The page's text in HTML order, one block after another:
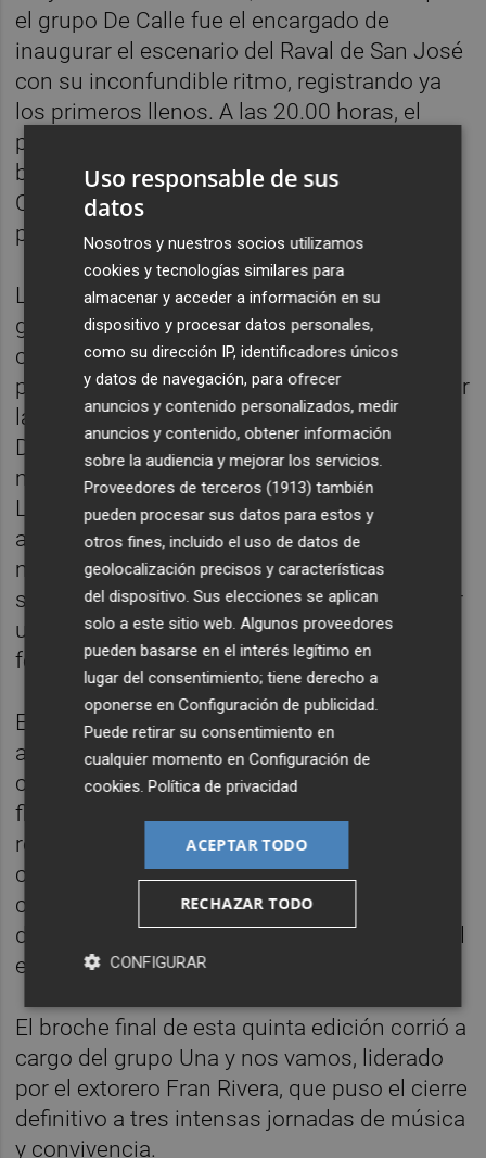
el grupo De Calle fue el encargado de
inaugurar el escenario del Raval de San José
con su inconfundible ritmo, registrando ya
los primeros llenos. A las 20.00 horas, el
público asistente pudo disfrutar cantando y
bailando gracias a un esperado Tributo a
Camela que congregó a centenares de
personas.
La jornada del sábado volvió a registrar una
gran afluencia de público desde el mediodía
con el multitudinario tardeo protagonizado
por Los Makis en la Plaza del Almudín. Ya por
la tarde, el Raval acogió las actuaciones de
Desde Dentro y Efraín antes del concierto
más esperado de la edición: la actuación de
La Cabra Mecánica en Onda, que hizo vibrar
a los asistentes con algunos de sus temas
más conocidos. La noche continuó con la
sesión de DJ Flamenco, encargada de cerrar
una de las jornadas más destacadas del
festival.
El domingo estuvo marcado por un
ambiente más familiar y participativo,
comenzando con un Taller gratuito de
flamenco infantil en la Font de Dins que ha
reunido a numerosos niños y familias. A
continuación, la música en directo regresó
con la actuación de De Jaleo y continuó
durante la tarde con Isra Maldonado sobre el
escenario principal.
El broche final de esta quinta edición corrió a
cargo del grupo Una y nos vamos, liderado
por el extorero Fran Rivera, que puso el cierre
definitivo a tres intensas jornadas de música
y convivencia.
Uso responsable de sus
datos
Nosotros y nuestros socios utilizamos
cookies y tecnologías similares para
almacenar y acceder a información en su
dispositivo y procesar datos personales,
como su dirección IP, identificadores únicos
y datos de navegación, para ofrecer
anuncios y contenido personalizados, medir
anuncios y contenido, obtener información
sobre la audiencia y mejorar los servicios.
Proveedores de terceros (1913) también
pueden procesar sus datos para estos y
otros fines, incluido el uso de datos de
geolocalización precisos y características
del dispositivo. Sus elecciones se aplican
solo a este sitio web. Algunos proveedores
pueden basarse en el interés legítimo en
lugar del consentimiento; tiene derecho a
oponerse enConfiguración de publicidad.
Puede retirar su consentimiento en
cualquier momento enConfiguración de
cookies.Política de privacidad
ACEPTAR TODO
RECHAZAR TODO
CONFIGURAR